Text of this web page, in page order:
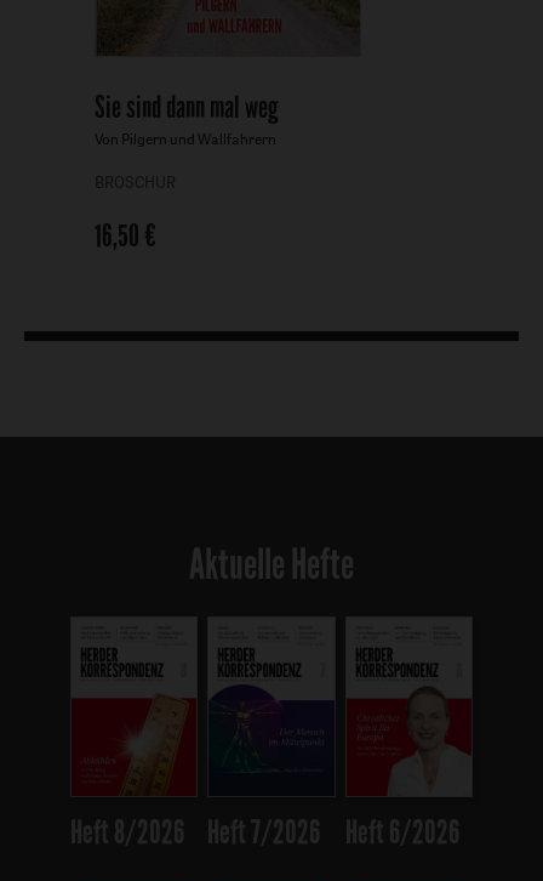
Sie sind dann mal weg
-
Von Pilgern und Wallfahrern
16,50 €
Aktuelle Hefte
Heft 8/2026 Heft 7/2026 Heft 6/2026